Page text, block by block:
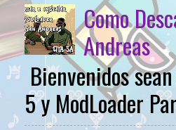
Como
Andreas
Bienvenidos
5 y ModLoader